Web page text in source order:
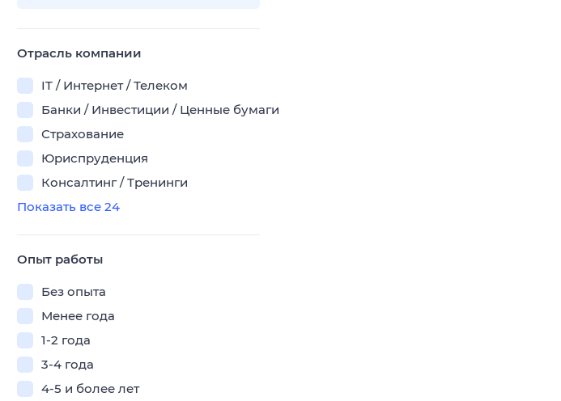
Отрасль компании
IT / Интернет / Телеком
Банки / Инвестиции / Ценные бумаги
Страхование
Юриспруденция
Консалтинг / Тренинги
Показать все 24
Опыт работы
Без опыта
Менее года
1-2 года
3-4 года
4-5 и более лет